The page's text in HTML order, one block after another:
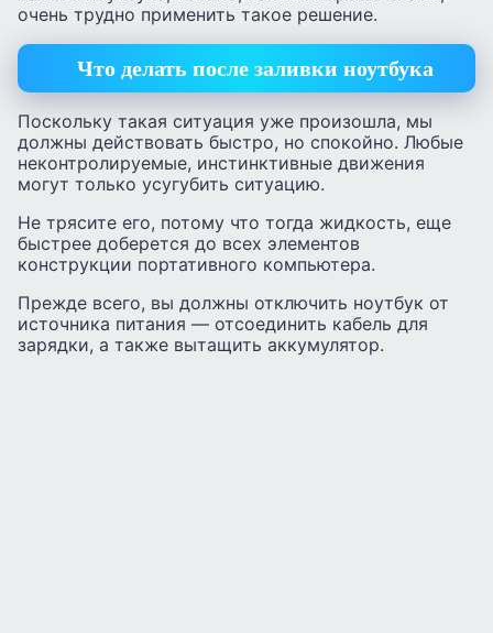
очень трудно применить такое решение.
Что делать после заливки ноутбука
Поскольку такая ситуация уже произошла, мы
должны действовать быстро, но спокойно. Любые
неконтролируемые, инстинктивные движения
могут только усугубить ситуацию.
Не трясите его, потому что тогда жидкость, еще
быстрее доберется до всех элементов
конструкции портативного компьютера.
Прежде всего, вы должны отключить ноутбук от
источника питания — отсоединить кабель для
зарядки, а также вытащить аккумулятор.